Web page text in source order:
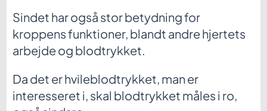
Sindet har også stor betydning for
kroppens funktioner, blandt andre hjertets
arbejde og blodtrykket.
Da det er hvileblodtrykket, man er
interesseret i, skal blodtrykket måles i ro,